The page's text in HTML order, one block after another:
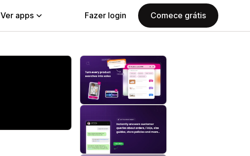
Ver apps Fazer login Comece grátis